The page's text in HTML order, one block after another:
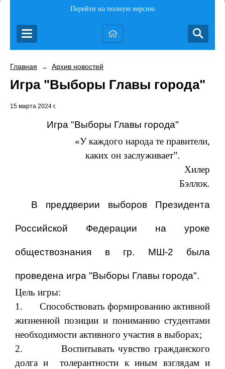
Перейти на полную версию
Главная → Архив новостей
Игра "Выборы Главы города"
15 марта 2024 г.
Игра "Выборы Главы города"
«У каждого народа те правители,
каких он заслуживает”.
Хилер
Бэллок.
В преддверии выборов Президента
Российской Федерации на уроке
обществознания в гр. МШ-2 была
проведена игра "Выборы Главы города".
Цель игры:
1.
Способствовать формированию активной
жизненной позиции и пониманию студентами
необходимости активного участия в выборах;
2.
Воспитывать чувство гражданского
долга и
толерантности к иным взглядам и